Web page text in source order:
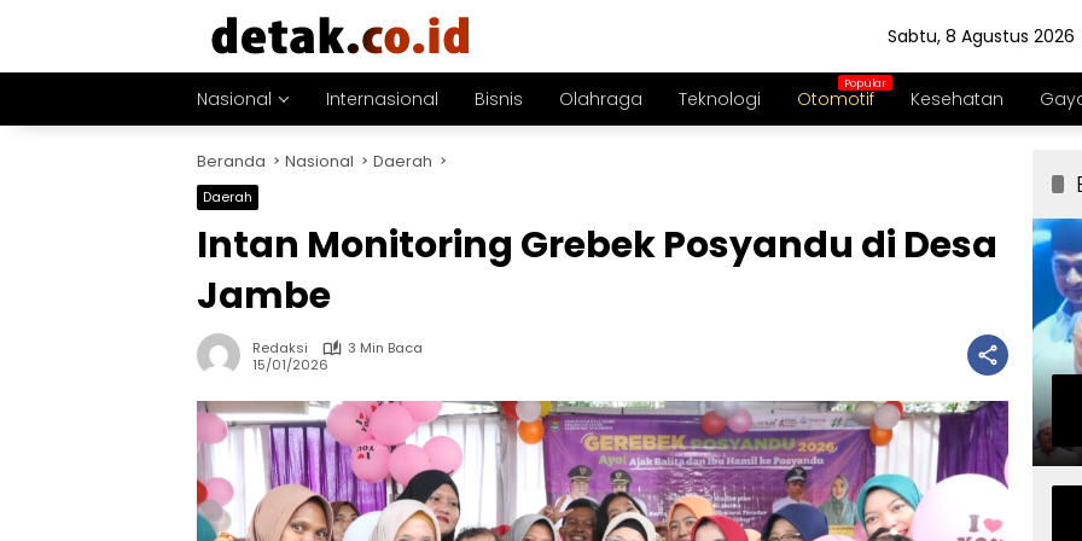
Sabtu, 8 Agustus 2026
Nasional Internasional Bisnis Olahraga Teknologi Otomotif Kesehatan
Beranda Nasional Daerah
Daerah
Intan Monitoring Grebek Posyandu di Desa
Jambe
Redaksi
3 Min Baca
15/01/2026